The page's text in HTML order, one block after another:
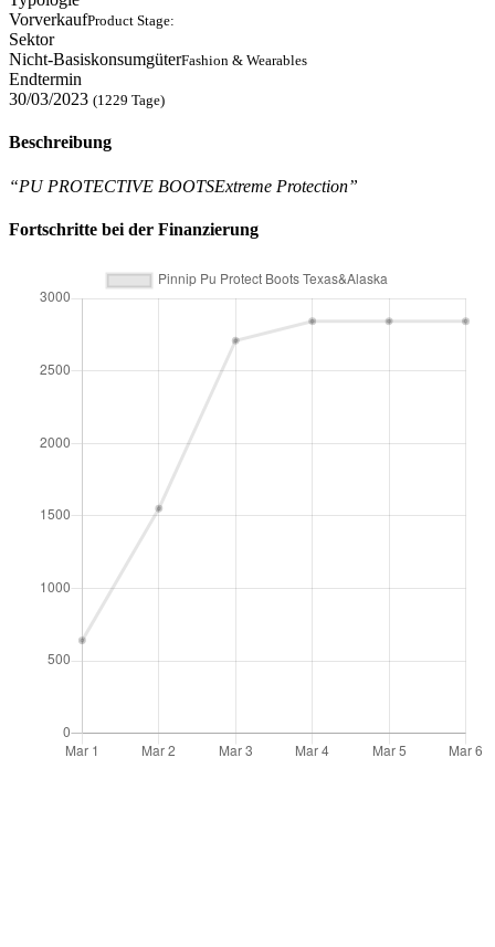
VorverkaufProduct Stage:
Sektor
Nicht-BasiskonsumgüterFashion & Wearables
Endtermin
30/03/2023 (1229 Tage)
Beschreibung
“PU PROTECTIVE BOOTSExtreme Protection”
Fortschritte bei der Finanzierung